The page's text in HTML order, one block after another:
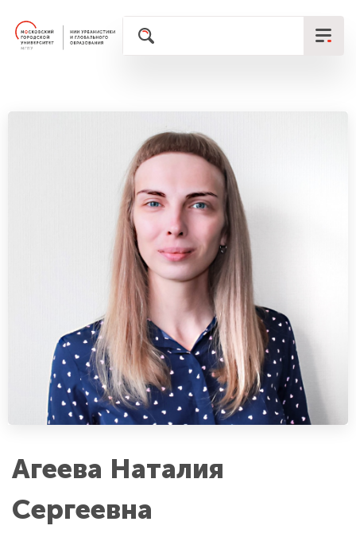
Агеева Наталия
Сергеевна